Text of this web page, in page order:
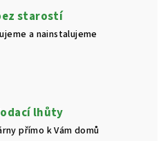
k
y
s
u
starostí
a nainstalujeme
lhůty
přímo k Vám domů